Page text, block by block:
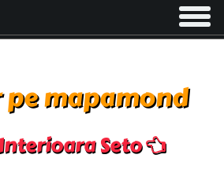
Toggle
mapamond
Seto